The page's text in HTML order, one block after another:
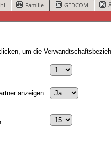
Familie GEDCOM
um die
anzeigen: